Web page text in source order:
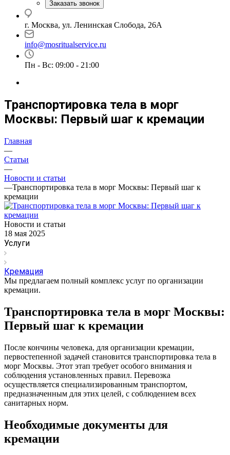
Заказать звонок
г. Москва, ул. Ленинская Слобода, 26А
info@mosritualservice.ru
Пн - Вс: 09:00 - 21:00
Транспортировка тела в морг
Москвы: Первый шаг к кремации
Главная
—
Статьи
—
Новости и статьи
—Транспортировка тела в морг Москвы: Первый шаг к
кремации
Новости и статьи
18 мая 2025
Услуги
Кремация
Мы предлагаем полный комплекс услуг по организации
кремации.
Транспортировка тела в морг Москвы:
Первый шаг к кремации
После кончины человека, для организации кремации,
первостепенной задачей становится транспортировка тела в
морг Москвы. Этот этап требует особого внимания и
соблюдения установленных правил. Перевозка
осуществляется специализированным транспортом,
предназначенным для этих целей, с соблюдением всех
санитарных норм.
Необходимые документы для
кремации